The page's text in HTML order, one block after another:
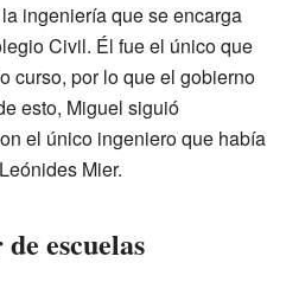
ingeniería que se encarga
Civil. Él fue el único que
curso, por lo que el gobierno
esto, Miguel siguió
el único ingeniero que había
Mier.
escuelas